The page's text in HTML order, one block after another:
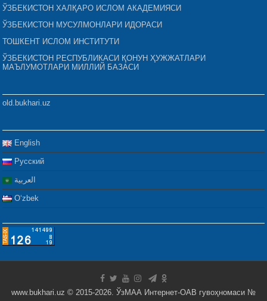
ЎЗБЕКИСТОН ХАЛҚАРО ИСЛОМ АКАДЕМИЯСИ
ЎЗБЕКИСТОН МУСУЛМОНЛАРИ ИДОРАСИ
ТОШКЕНТ ИСЛОМ ИНСТИТУТИ
ЎЗБЕКИСТОН РЕСПУБЛИКАСИ ҚОНУН ҲУЖЖАТЛАРИ
МАЪЛУМОТЛАРИ МИЛЛИЙ БАЗАСИ
old.bukhari.uz
English
Русский
العربية
Oʻzbek
www.bukhari.uz © 2015-2026. ЎзМАА Интернет-ОАВ гувоҳномаси №